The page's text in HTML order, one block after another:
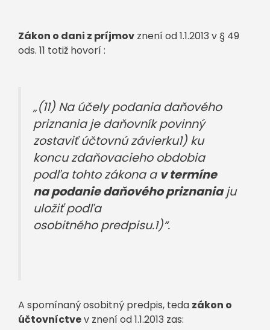
Zákon o dani z príjmov znení od 1.1.2013 v § 49
ods. 11 totiž hovorí :
„(11) Na účely podania daňového
priznania je daňovník povinný
zostaviť účtovnú závierku1) ku
koncu zdaňovacieho obdobia
podľa tohto zákona a v termíne
na podanie daňového priznaniaju
uložiť podľa
osobitného predpisu.1)“.
A spomínaný osobitný predpis, teda zákon o
účtovníctvev znení od 1.1.2013 zas: